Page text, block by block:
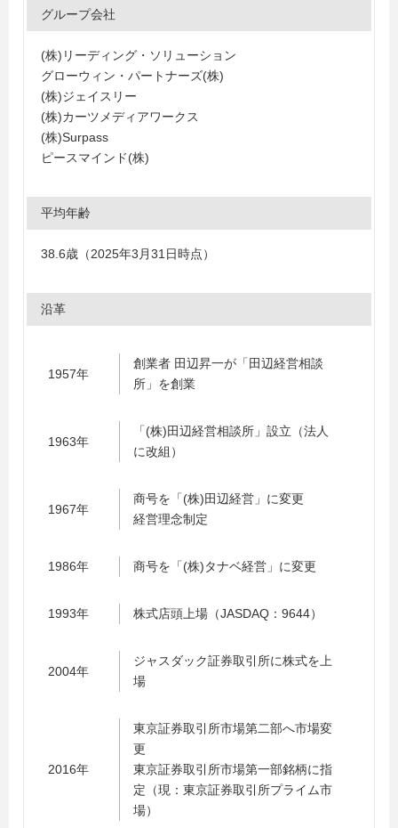
グループ会社
(株)リーディング・ソリューション
グローウィン・パートナーズ(株)
(株)ジェイスリー
(株)カーツメディアワークス
(株)Surpass
ピースマインド(株)
平均年齢
38.6歳（2025年3月31日時点）
沿革
1957年
創業者 田辺昇一が「田辺経営相談
所」を創業
1963年
「(株)田辺経営相談所」設立（法人
に改組）
1967年
商号を「(株)田辺経営」に変更
経営理念制定
1986年 商号を「(株)タナベ経営」に変更
1993年 株式店頭上場（JASDAQ：9644）
2004年
ジャスダック証券取引所に株式を上
場
2016年
東京証券取引所市場第二部へ市場変
更
東京証券取引所市場第一部銘柄に指
定（現：東京証券取引所プライム市
場）